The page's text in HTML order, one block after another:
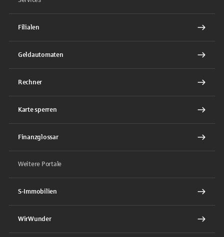
Filialen
Geldautomaten
Rechner
Karte sperren
Finanzglossar
Weitere Portale
S-Immobilien
WirWunder